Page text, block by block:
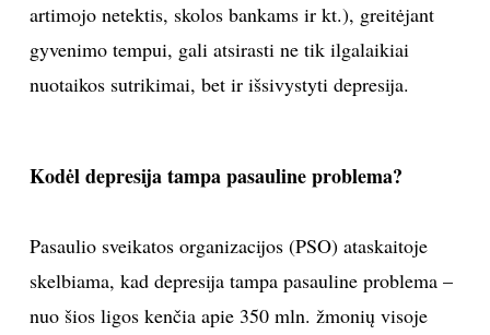
artimojo netektis, skolos bankams ir kt.), greitėjant
gyvenimo tempui, gali atsirasti ne tik ilgalaikiai
nuotaikos sutrikimai, bet ir išsivystyti depresija.
Kodėl depresija tampa pasauline problema?
Pasaulio sveikatos organizacijos (PSO) ataskaitoje
skelbiama, kad depresija tampa pasauline problema –
nuo šios ligos kenčia apie 350 mln. žmonių visoje